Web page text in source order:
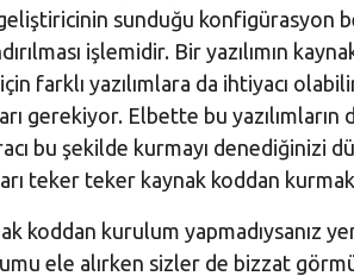
sunduğu konfigürasyon
işlemidir. Bir yazılımın
farklı yazılımlara da ihtiyacı
gerekiyor. Elbette bu yazılımların
bu şekilde kurmayı denediğinizi
teker teker kaynak koddan
koddan kurulum yapmadıysanız
ele alırken sizler de bizzat